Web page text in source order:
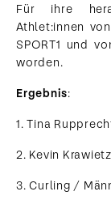
Für ihre
Athlet:innen
SPORT1 und
worden.
Ergebnis:
1. Tina
2. Kevin
3. Curling /